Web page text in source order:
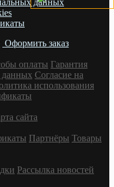
данных
Оформить заказ
оплаты Гарантия
данных Согласие на
использования
сайта
Партнёры Товары
Рассылка новостей